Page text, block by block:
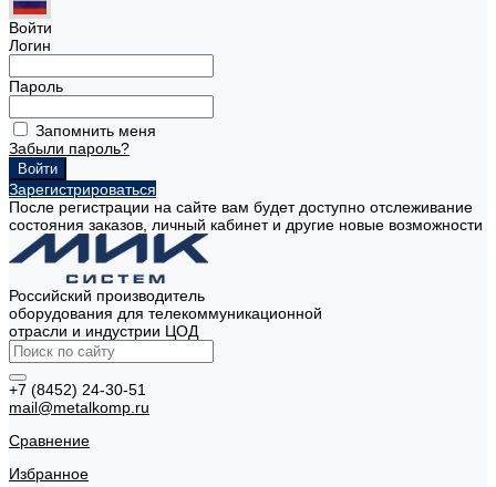
Войти
Логин
Пароль
Запомнить меня
Забыли пароль?
Зарегистрироваться
После регистрации на сайте вам будет доступно отслеживание
состояния заказов, личный кабинет и другие новые возможности
Российский производитель
оборудования для телекоммуникационной
отрасли и индустрии ЦОД
+7 (8452) 24-30-51
mail@metalkomp.ru
Сравнение
Избранное